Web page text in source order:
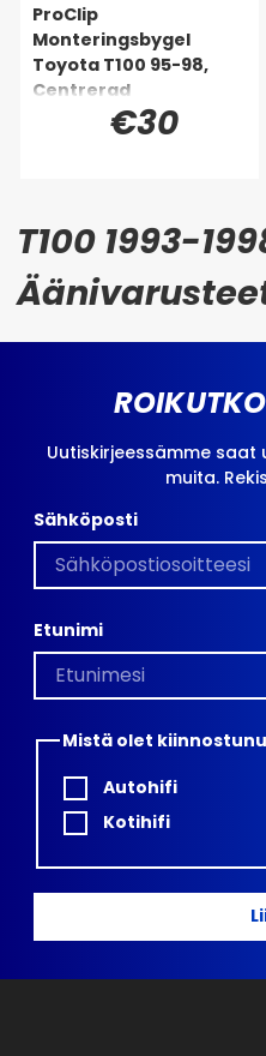
ProClip
Monteringsbygel
Toyota T100 95-98,
Centrerad
€30
T100 1993-
Uutiskirjeessämme saat
muita.
Sähköposti
Etunimi
Mistä olet
Autohifi
Kotihifi